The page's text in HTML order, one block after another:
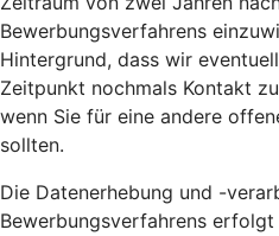
Bewerbungsverfahrens
Hintergrund, dass wir
Zeitpunkt nochmals Kontakt
wenn Sie für eine andere
sollten.
Die Datenerhebung und -
Bewerbungsverfahrens